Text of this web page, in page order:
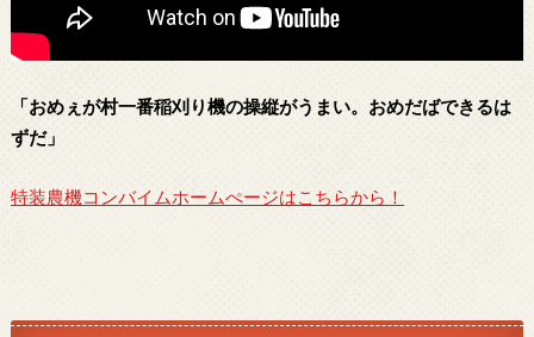
「おめぇが村一番稲刈り機の操縦がうまい。おめだばできるは
ずだ」
特装農機コンバイムホームぺージはこちらから！